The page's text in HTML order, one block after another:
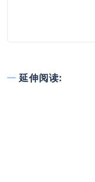
延伸阅读: